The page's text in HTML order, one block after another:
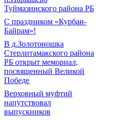
Туймазинского района РБ
С праздником «Курбан-
Байрам»!
В д.Золотоношка
Стерлитамакского района
РБ открыт мемориал,
посвященный Великой
Победе
Верховный муфтий
напутствовал
выпускников